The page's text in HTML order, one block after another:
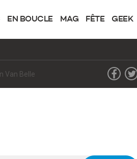
EN BOUCLE MAG FÊTE GEEK
Van Belle